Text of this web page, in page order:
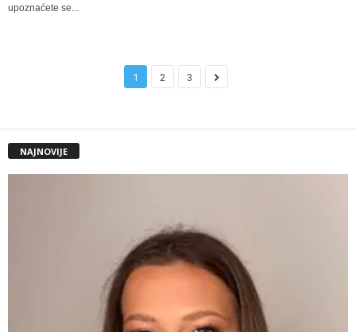
upoznaćete se...
1 2 3
NAJNOVIJE